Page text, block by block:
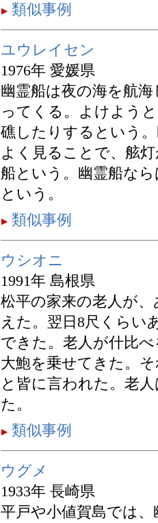
類似事例
ユウレイセン
1976年 愛媛県
幽霊船は夜の海を航
ってくる。よけよう
礁したりするという
よく見ることで、舷
船という。幽霊船な
という。
類似事例
ウシオニ
1991年 島根県
松平の家来の老人が
えた。翌日8尺くらい
できた。老人が什比
大鮑を乗せてきた。
と皆に言われた。老
た。
類似事例
ウグメ
1933年 長崎県
平戸や小値賀島では